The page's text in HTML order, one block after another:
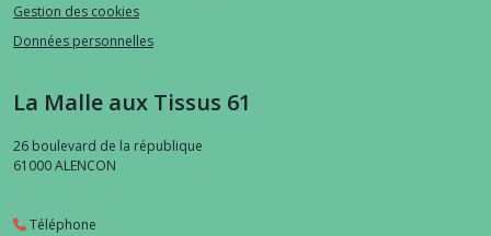
Gestion des cookies
Données personnelles
La Malle aux Tissus 61
26 boulevard de la république
61000ALENCON
Téléphone